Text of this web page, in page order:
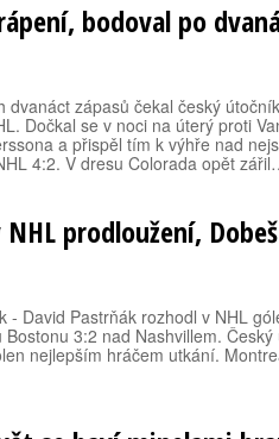
bodoval po
dvanáct zápasů čekal český
Dočkal se v noci na úterý proti
a přispěl tím k výhře nad
4:2. V dresu Colorada opět
prodloužení,
- David Pastrňák rozhodl v NHL
Bostonu 3:2 nad Nashvillem.
nejlepším hráčem utkání.